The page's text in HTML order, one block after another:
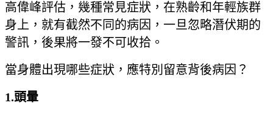
高偉峰評估，幾種常見症狀，在熟齡和年輕族群
身上，就有截然不同的病因，一旦忽略潛伏期的
警訊，後果將一發不可收拾。
當身體出現哪些症狀，應特別留意背後病因？
1.頭暈